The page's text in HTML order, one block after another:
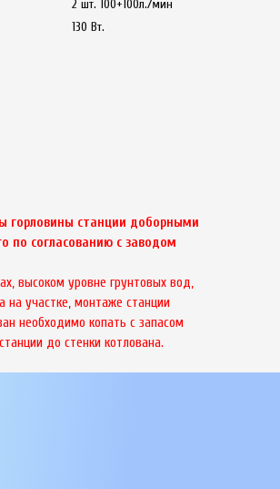
горловины станции доборными
по согласованию с заводом
высоком уровне грунтовых вод,
на участке, монтаже станции
необходимо копать с запасом
до стенки котлована.
2 шт. 100+100л./мин
130 Вт.